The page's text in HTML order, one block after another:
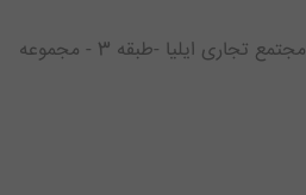
مشهد - شهرک غرب - مجتمع تجاری ایلیا -طبقه 3 - مجموعه